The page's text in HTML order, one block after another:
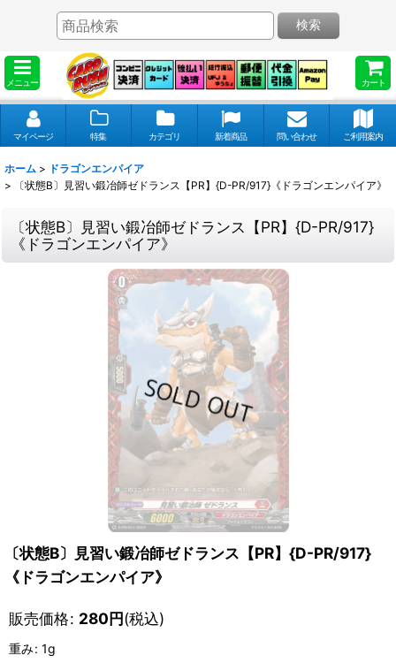
メニュー カート
検索
マイページ 特集 カテゴリ 新着商品 問い合わせ ご利用案内
ホーム > ドラゴンエンパイア
>
〔状態B〕見習い鍛冶師ゼドランス【PR】{D-PR/917}《ドラゴンエンパイア》
〔状態B〕見習い鍛冶師ゼドランス【PR】{D-PR/917}
《ドラゴンエンパイア》
〔状態B〕見習い鍛冶師ゼドランス【PR】{D-PR/917}
《ドラゴンエンパイア》
販売価格: 280円(税込)
重み: 1g